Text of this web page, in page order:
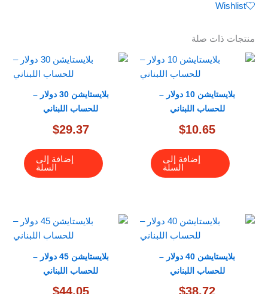
Wishlist
منتجات ذات صلة
بلايستايشن 10 دولار –
للحساب اللبناني
$10.65
إضافة إلى
السلة
بلايستايشن 30 دولار –
للحساب اللبناني
$29.37
إضافة إلى
السلة
بلايستايشن 40 دولار –
للحساب اللبناني
$38.72
بلايستايشن 45 دولار –
للحساب اللبناني
$44.05